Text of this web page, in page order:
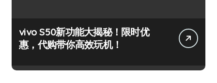
vivo S50新功能大揭秘！限时优
惠，代购带你高效玩机！